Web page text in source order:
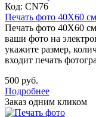
Код: CN76
Печать фото 40Х60
Печать фото 40Х60
ваши фото на
укажите размер,
входит печать
500 руб.
Подробнее
Заказ одним кликом